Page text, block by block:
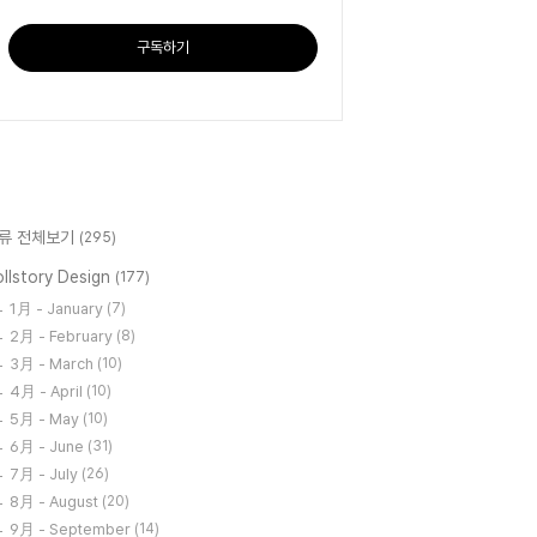
구독하기
전체보기 (295)
Design (177)
1月 - January (7)
2月 - February (8)
3月 - March (10)
4月 - April (10)
5月 - May (10)
6月 - June (31)
7月 - July (26)
8月 - August (20)
9月 - September (14)